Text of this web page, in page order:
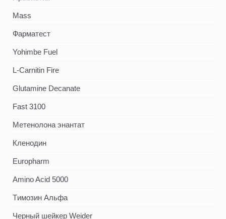
Mass
Фарматест
Yohimbe Fuel
L-Carnitin Fire
Glutamine Decanate
Fast 3100
Метенолона энантат
Кленодин
Europharm
Amino Acid 5000
Tимозин Альфа
Черный шейкер Weider